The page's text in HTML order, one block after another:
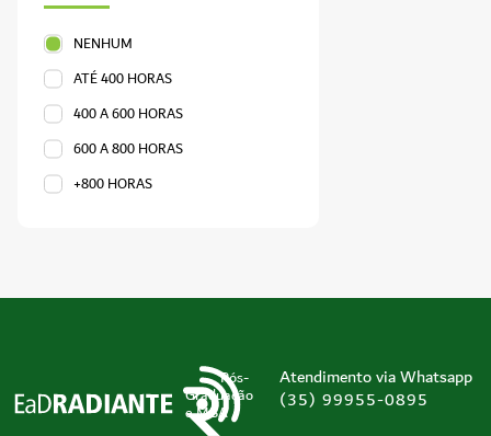
NENHUM
ATÉ 400 HORAS
400 A 600 HORAS
600 A 800 HORAS
+800 HORAS
Pós-
Graduação
e MBA
Atendimento via Whatsapp
(35) 99955-0895